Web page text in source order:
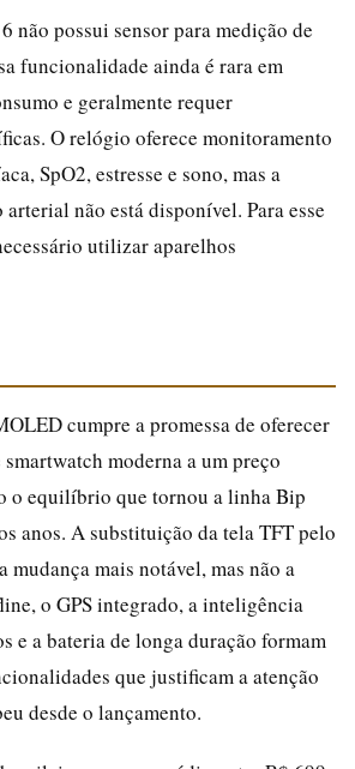
não possui sensor para medição de
funcionalidade ainda é rara em
e geralmente requer
O relógio oferece monitoramento
SpO2, estresse e sono, mas a
arterial não está disponível. Para esse
utilizar aparelhos
cumpre a promessa de oferecer
moderna a um preço
o equilíbrio que tornou a linha Bip
anos. A substituição da tela TFT pelo
mais notável, mas não a
o GPS integrado, a inteligência
e a bateria de longa duração formam
que justificam a atenção
desde o lançamento.